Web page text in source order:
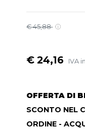
€ 45,88
€ 24,16 IVA
OFFERTA DI
SCONTO NEL
ORDINE -